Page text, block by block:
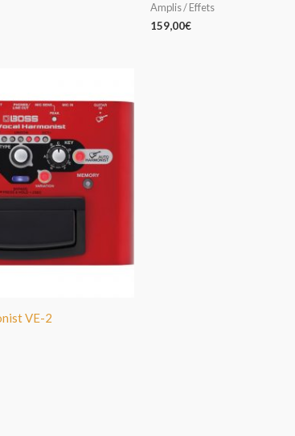
Amplis / Effets
159,00€
VE-2